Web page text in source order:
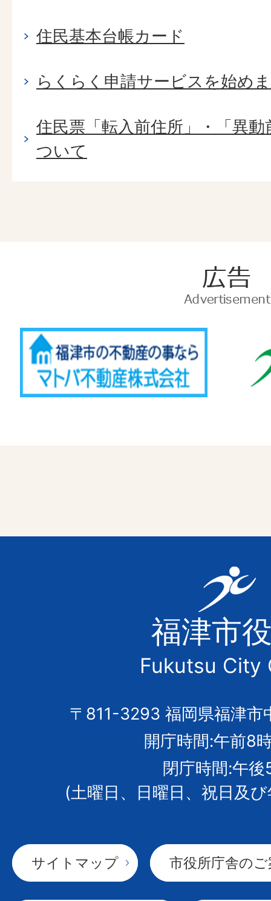
住民基本台帳カード
らくらく申請サービスを始め
住民票「転入前住所」・「異
ついて
告
福
津
市
の
市
章
福津市
Fukutsu City
〒811-3293 福岡県福津市
開庁時間:午前8
閉庁時間:午後
(土曜日、日曜日、祝日及
サイトマップ 市役所庁舎の